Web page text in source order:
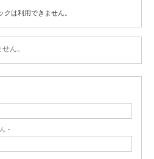
クは利用できません。
ん。
-